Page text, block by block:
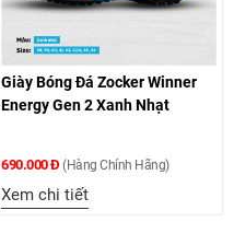
Giày Bóng Đá Zocker Winner
Energy Gen 2 Xanh Nhạt
690.000 Đ (Hàng Chính Hãng)
Xem chi tiết